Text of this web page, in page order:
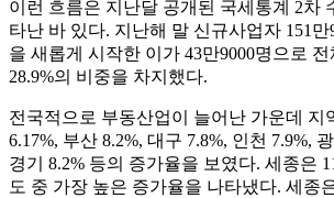
이런 흐름은 지난달 공개된 국세통계 2차
타난 바 있다. 지난해 말 신규사업자 151만
을 새롭게 시작한 이가 43만9000명으로
28.9%의 비중을 차지했다.
전국적으로 부동산업이 늘어난 가운데 지
6.17%, 부산 8.2%, 대구 7.8%, 인천 7.9%,
경기 8.2% 등의 증가율을 보였다. 세종은
도 중 가장 높은 증가율을 나타냈다. 세종